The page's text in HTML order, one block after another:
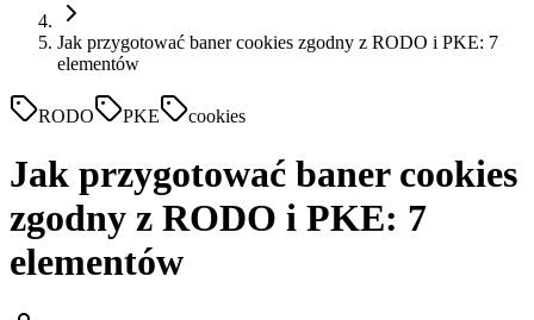
Jak przygotować baner cookies zgodny z RODO i PKE: 7
elementów
RODO PKE cookies
Jak przygotować baner cookies
zgodny z RODO i PKE: 7
elementów